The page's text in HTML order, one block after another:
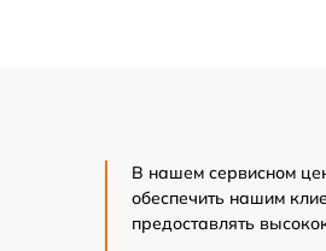
В нашем сервисном
обеспечить нашим
предоставлять